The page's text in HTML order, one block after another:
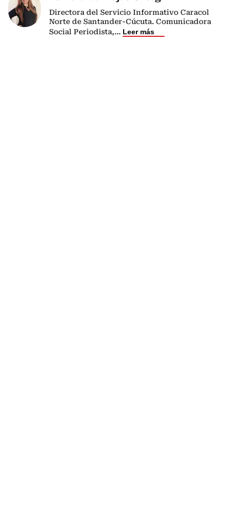
Directora del Servicio Informativo Caracol
Norte de Santander-Cúcuta. Comunicadora
Social Periodista,... Leer más